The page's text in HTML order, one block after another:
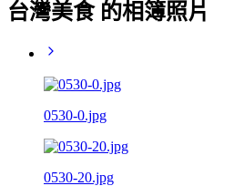
台灣美食 的相簿照片
0530-0.jpg
0530-20.jpg